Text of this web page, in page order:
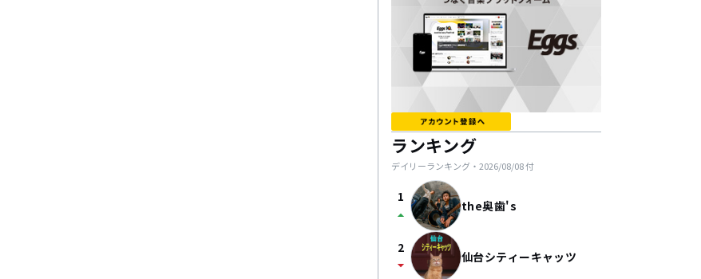
ランキング
デイリーランキング・ 2026/08/08付
1
arrow_drop_up the奥歯's
2
arrow_drop_down 仙台シティーキャッツ